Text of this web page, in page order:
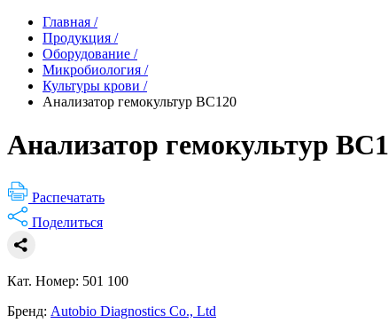
Главная /
Продукция /
Оборудование /
Микробиология /
Культуры крови /
Анализатор гемокультур BC120
Анализатор гемокультур
Распечатать
Поделиться
Кат. Номер: 501 100
Бренд: Autobio Diagnostics Co., Ltd